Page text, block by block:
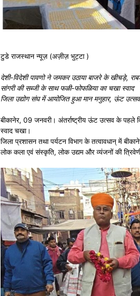
टुडे राजस्थान न्यूज़ (अज़ीज़ भुट्टा )
देशी-विदेशी पावणो ने जमकर उठाया बाजरे के खीचड़े,
सांगरी की सब्जी के साथ फळी-फोफळिया का चखा स्वाद
जिला उद्योग संघ में आयोजित हुआ मान मनुहार, ऊंट
बीकानेर, 09 जनवरी। अंतर्राष्ट्रीय ऊंट उत्सव के पहले
स्वाद चखा।
जिला प्रशासन तथा पर्यटन विभाग के तत्वावधान् में
लोक कला एवं संस्कृति, लोक उद्यम और व्यंजनों की